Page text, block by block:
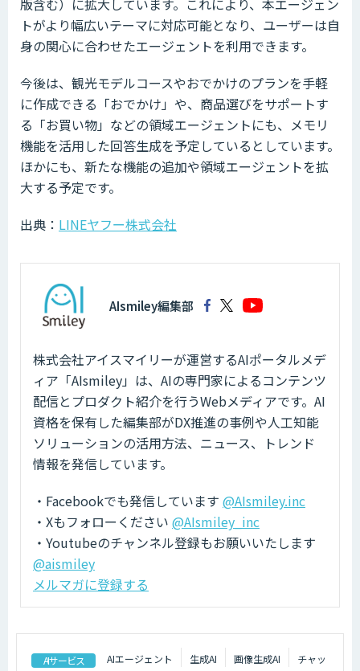
トがより幅広いテーマに対応可能となり、ユーザーは自
身の関心に合わせたエージェントを利用できます。
今後は、観光モデルコースやおでかけのプランを手軽
に作成できる「おでかけ」や、商品選びをサポートす
る「お買い物」などの領域エージェントにも、メモリ
機能を活用した回答生成を予定しているとしています。
ほかにも、新たな機能の追加や領域エージェントを拡
大する予定です。
出典： LINEヤフー株式会社
AIsmiley編集部
株式会社アイスマイリーが運営するAIポータルメデ
ィア「AIsmiley」は、AIの専門家によるコンテンツ
配信とプロダクト紹介を行うWebメディアです。AI
資格を保有した編集部がDX推進の事例や人工知能
ソリューションの活用方法、ニュース、トレンド
情報を発信しています。
・Facebookでも発信しています @AIsmiley.inc
・Xもフォローください @AIsmiley_inc
・Youtubeのチャンネル登録もお願いいたします
@aismiley
メルマガに登録する
AIサービス AIエージェント 生成AI 画像生成AI
チャッ